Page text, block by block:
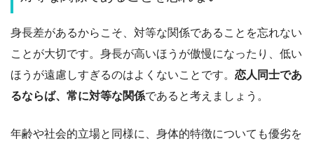
身長差があるからこそ、対等な関係であることを忘れない
ことが大切です。 身長が高いほうが傲慢になったり、低い
ほうが遠慮しすぎるのはよくないことです。 恋人同士であ
るならば、常に対等な関係であると考えましょう。
年齢や社会的立場と同様に、身体的特徴についても優劣を